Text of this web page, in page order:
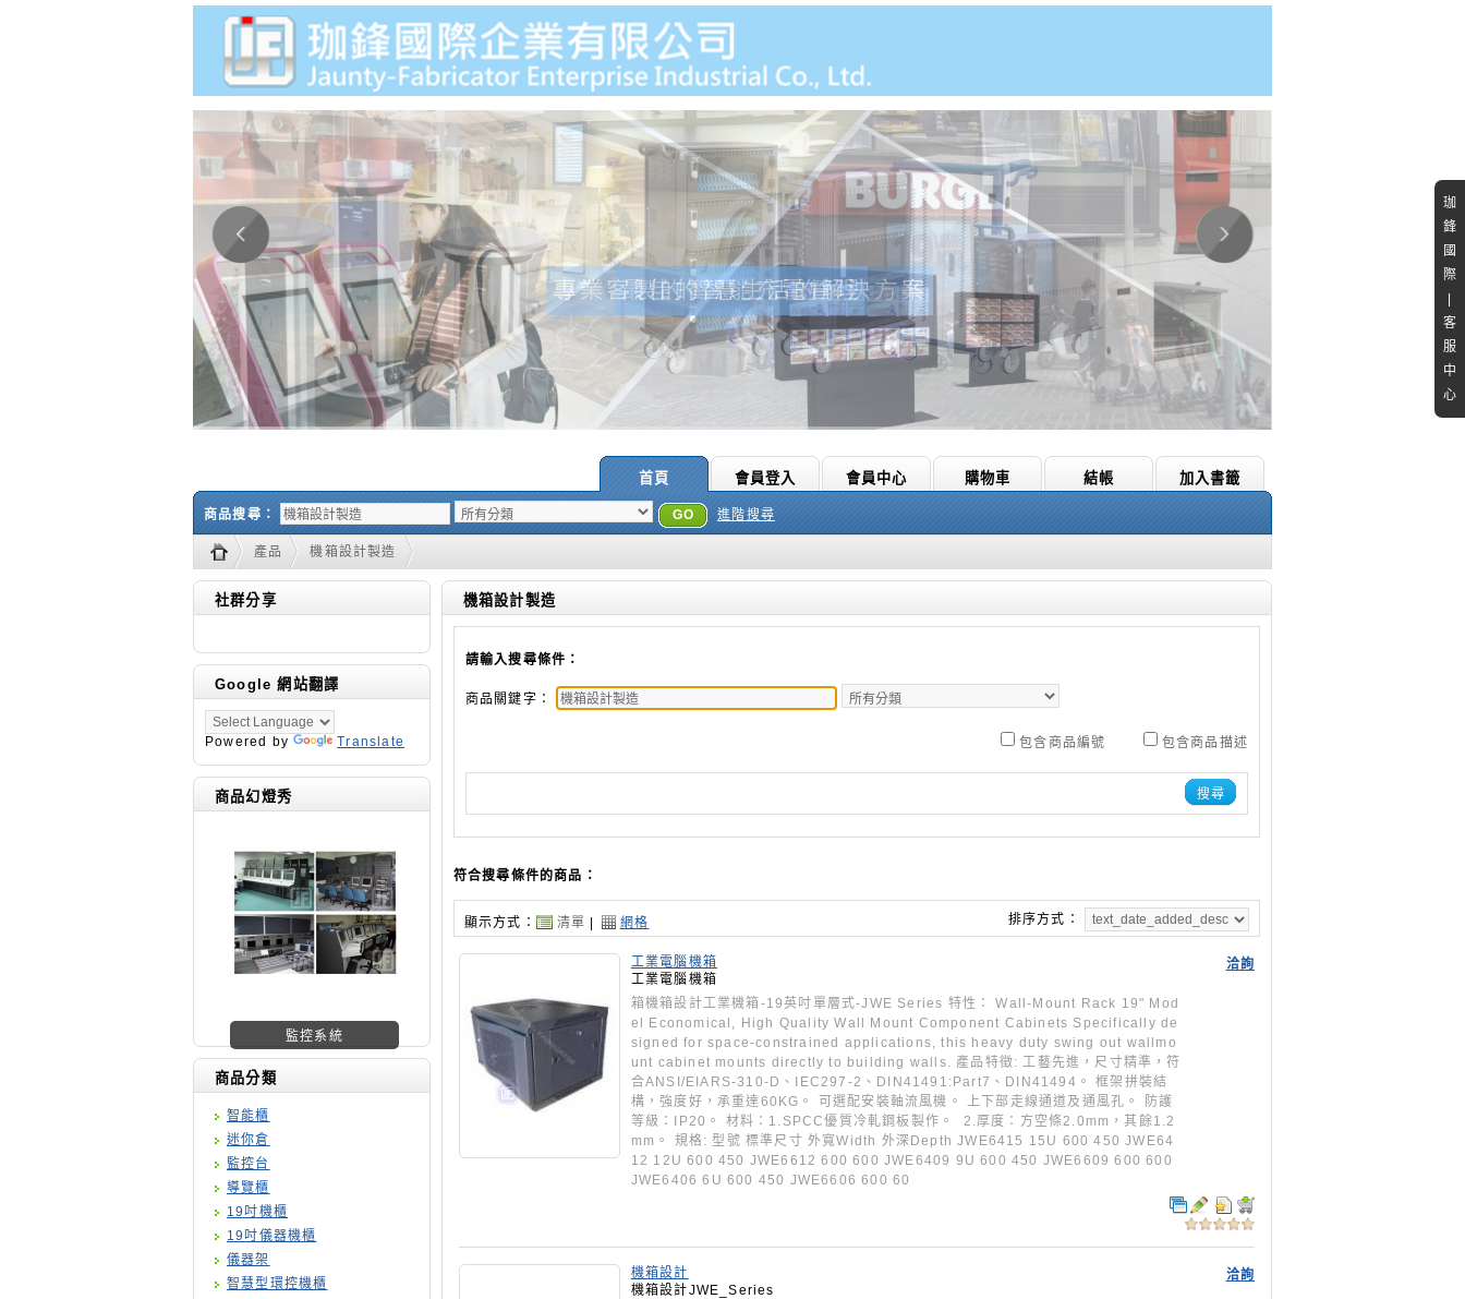
珈
鋒
國
際
客
服
中
心
首頁 會員登入 會員中心 購物車 結帳 加入書籤
商品搜尋： GO 進階搜尋
產品 機箱設計製造
社群分享
Google 網站翻譯
Powered by Translate
商品幻燈秀
機櫃廠商
商品分類
智能櫃
迷你倉
監控台
導覽櫃
19吋機櫃
19吋儀器機櫃
儀器架
智慧型環控機櫃
機箱設計製造
請輸入搜尋條件：
商品關鍵字：
包含商品編號 包含商品描述
搜尋
符合搜尋條件的商品：
顯示方式： 清單 | 網格 排序方式：
洽詢
工業電腦機箱
工業電腦機箱
箱機箱設計工業機箱-19英吋單層式-JWE Series 特性： Wall-Mount Rack 19" Mod
el Economical, High Quality Wall Mount Component Cabinets Specifically de
signed for space-constrained applications, this heavy duty swing out wallmo
unt cabinet mounts directly to building walls. 產品特徵: 工藝先進，尺寸精準，符
合ANSI/EIARS-310-D、IEC297-2、DIN41491:Part7、DIN41494。 框架拼裝結
構，強度好，承重達60KG。 可選配安裝軸流風機。 上下部走線通道及通風孔。 防護
等級：IP20。 材料：1.SPCC優質冷軋鋼板製作。 2.厚度：方空條2.0mm，其餘1.2
mm。 規格: 型號 標準尺寸 外寬Width 外深Depth JWE6415 15U 600 450 JWE64
12 12U 600 450 JWE6612 600 600 JWE6409 9U 600 450 JWE6609 600 600
JWE6406 6U 600 450 JWE6606 600 60
洽詢
機箱設計
機箱設計JWE_Series